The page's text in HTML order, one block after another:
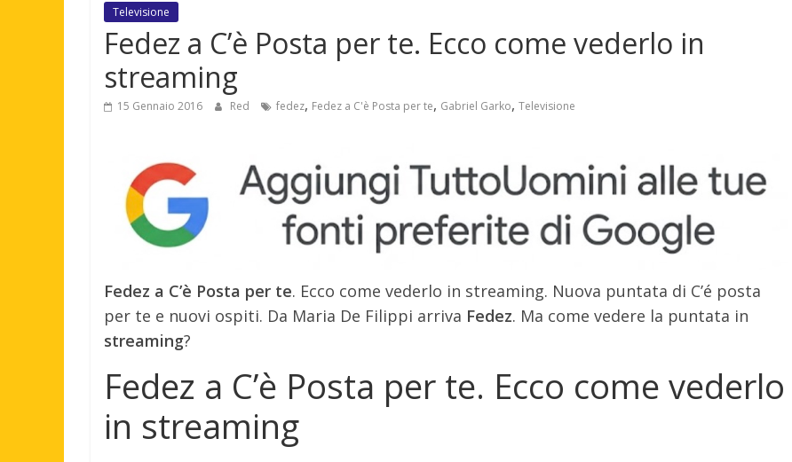
Televisione
Fedez a C’è Posta per te. Ecco come vederlo in
streaming
15 Gennaio 2016 Red fedez, Fedez a C'è Posta per te, Gabriel Garko, Televisione
Fedez a C’è Posta per te. Ecco come vederlo in streaming. Nuova puntata di C’é posta
per te e nuovi ospiti. Da Maria De Filippi arriva Fedez. Ma come vedere la puntata in
streaming?
Fedez a C’è Posta per te. Ecco come vederlo
in streaming